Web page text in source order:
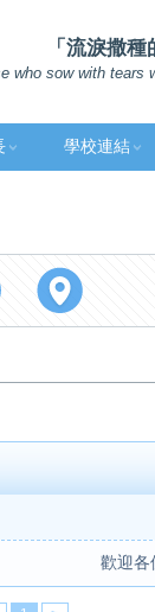
「流淚撒
who sow with tears
學校連結
歡迎各